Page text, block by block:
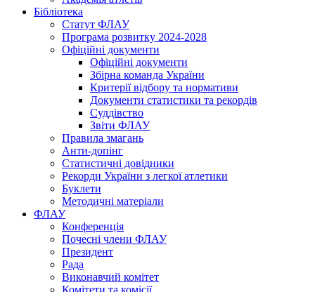
Бібліотека
Статут ФЛАУ
Програма розвитку 2024-2028
Офіційні документи
Офіційні документи
Збірна команда України
Критерії відбору та нормативи
Документи статистики та рекордів
Суддівство
Звіти ФЛАУ
Правила змагань
Анти-допінг
Статистичні довідники
Рекорди України з легкої атлетики
Буклети
Методичні матеріали
ФЛАУ
Конференція
Почесні члени ФЛАУ
Президент
Рада
Виконавчий комітет
Комітети та комісії